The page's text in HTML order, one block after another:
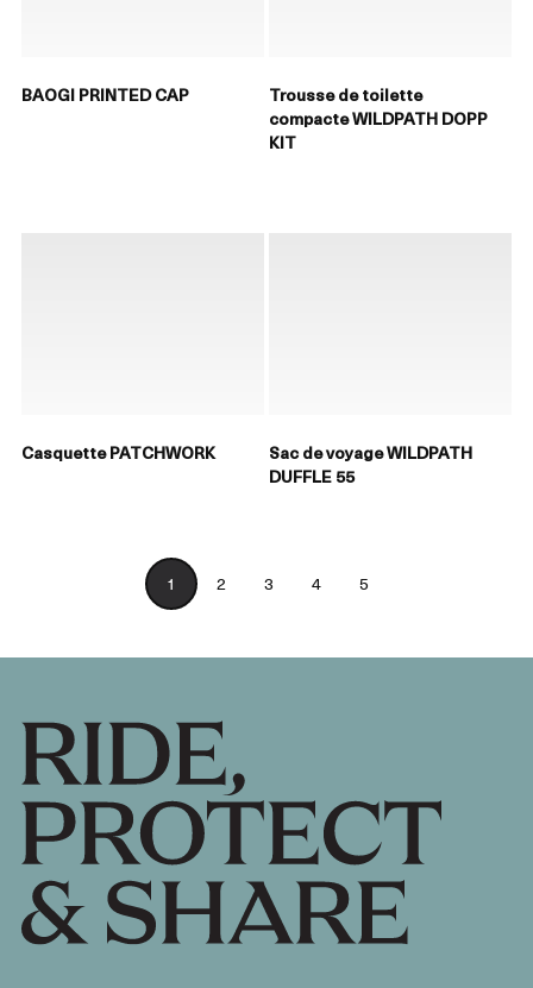
BAOGI PRINTED CAP
Trousse de toilette
compacte WILDPATH DOPP
KIT
Casquette PATCHWORK
Sac de voyage WILDPATH
DUFFLE 55
1 2 3 4 5